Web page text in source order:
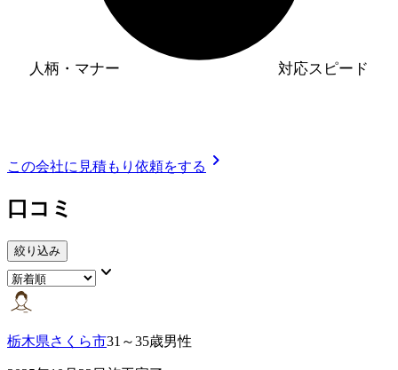
対応スピード
人柄・マナー
この会社に見積もり依頼をする chevron_right
口コミ
絞り込み
keyboard_arrow_down
栃木県さくら市31～35歳男性